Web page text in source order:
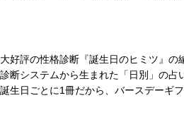
大好評の性格診断『誕生日のヒミツ』の
診断システムから生まれた「日別」の占
誕生日ごとに1冊だから、バースデーギ